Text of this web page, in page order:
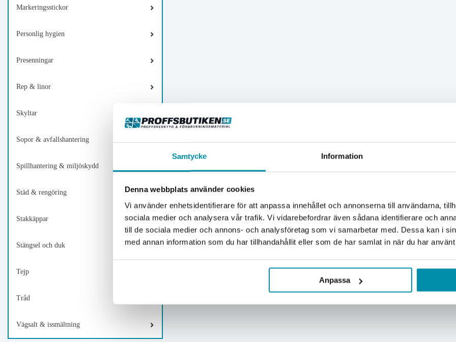
Samtycke Information
Denna webbplats använder cookies
Vi använder enhetsidentifierare för att anpassa innehållet och annonserna till användarna,
sociala medier och analysera vår trafik. Vi vidarebefordrar även sådana identifierare och
till de sociala medier och annons- och analysföretag som vi samarbetar med. Dessa kan i
med annan information som du har tillhandahållit eller som de har samlat in när du har
Anpassa
Markeringsstickor
Personlig hygien
Presenningar
Rep & linor
Skyltar
Sopor & avfallshantering
Spillhantering & miljöskydd
Städ & rengöring
Stakkäppar
Stängsel och duk
Tejp
Tråd
Vägsalt & issmältning
Välkommen till Proffsbutiken
Företag
Exkl. moms
Privat
Inkl. moms